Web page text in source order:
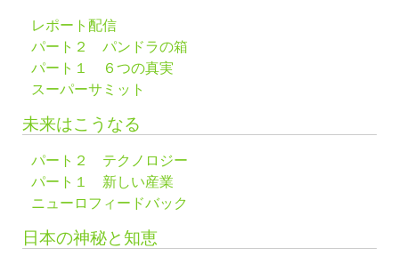
レポート配信
パート２ パンドラの箱
パート１ ６つの真実
スーパーサミット
未来はこうなる
パート２ テクノロジー
パート１ 新しい産業
ニューロフィードバック
日本の神秘と知恵